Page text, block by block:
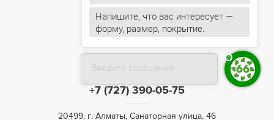
+7 (727) 390-05-75
20499, г. Алматы, Санаторная улица, 46
Введите сообщение
Напишите, что вас интересует —
форму, размер, покрытие.